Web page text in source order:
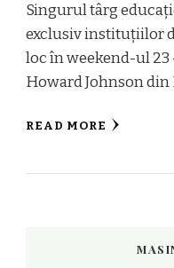
Singurul târg
exclusiv instituțiilor
loc în weekend-ul
Howard Johnson din
READ MORE